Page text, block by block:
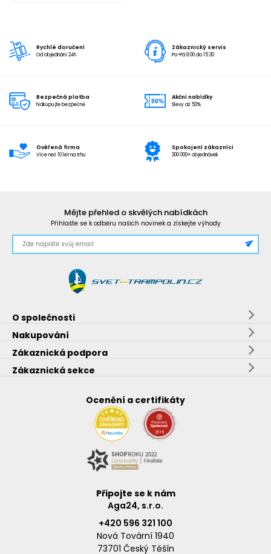
Rychlé doručení
Od objednání 24h
Zákaznický servis
Po-Pá 9:00 do 15:30
Bezpečná platba
Nakupujte bezpečně
Akční nabídky
Slevy až 50%
Ověřená firma
Více než 10 let na trhu
Spokojení zákazníci
300 000+ objednávek
Mějte přehled o skvělých nabídkách
Přihlašte se k odběru našich novinek a získejte výhody
O společnosti
Nakupování
Zákaznická podpora
Zákaznická sekce
Ocenění a certifikáty
Připojte se k nám
Aga24, s.r.o.
+420 596 321 100
Nová Tovární 1940
73701 Český Těšín